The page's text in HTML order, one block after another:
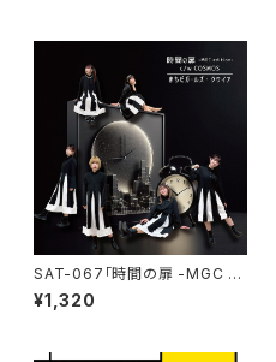
SAT-067「時間の扉 -MGC e
dition- / COSMOS」 まちだガ
ールズ・クワイア
¥1,320